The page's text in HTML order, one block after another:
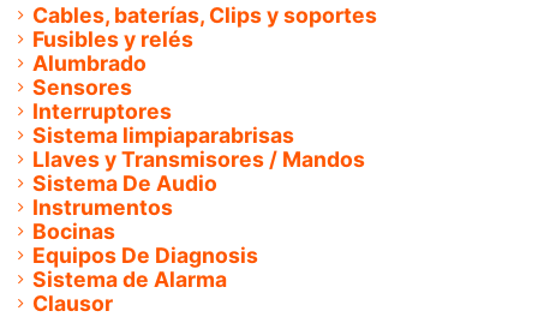
Cables, baterías, Clips y soportes
Fusibles y relés
Alumbrado
Sensores
Interruptores
Sistema limpiaparabrisas
Llaves y Transmisores / Mandos
Sistema De Audio
Instrumentos
Bocinas
Equipos De Diagnosis
Sistema de Alarma
Clausor